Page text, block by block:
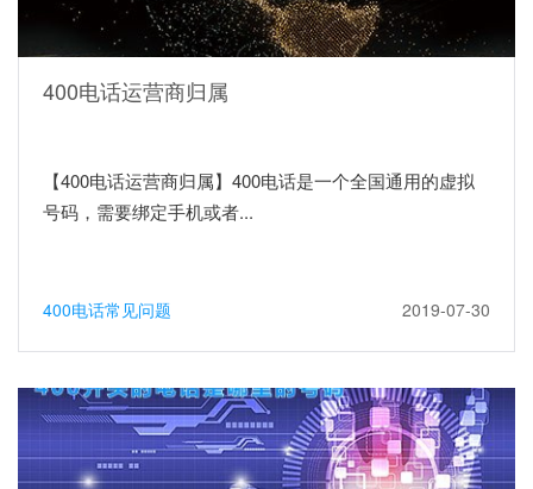
400电话运营商归属
【400电话运营商归属】400电话是一个全国通用的虚拟
号码，需要绑定手机或者...
400电话常见问题 2019-07-30